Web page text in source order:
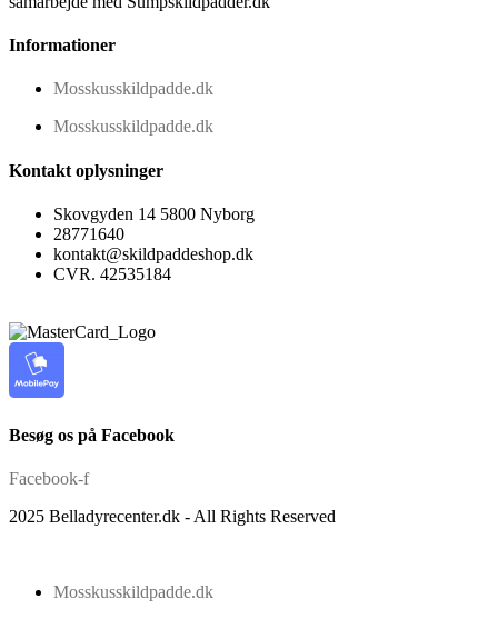
Informationer
Mosskusskildpadde.dk
Mosskusskildpadde.dk
Kontakt oplysninger
Skovgyden 14 5800 Nyborg
28771640
kontakt@skildpaddeshop.dk
CVR. 42535184
Besøg os på Facebook
Facebook-f
2025 Belladyrecenter.dk - All Rights Reserved
Mosskusskildpadde.dk